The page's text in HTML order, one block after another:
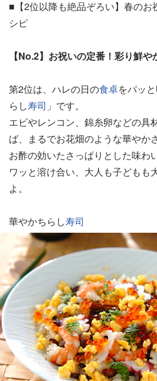
■【2位以降も絶品ぞろい】春のお
シピ
【No.2】お祝いの定番！彩り鮮
第2位は、ハレの日の食卓をパッ
らし寿司 」です。
エビやレンコン、錦糸卵などの具
ば、まるでお花畑のような華やか
お酢の効いたさっぱりとした味わ
ワッと溶け合い、大人も子どもも
よ。
華やかちらし寿司